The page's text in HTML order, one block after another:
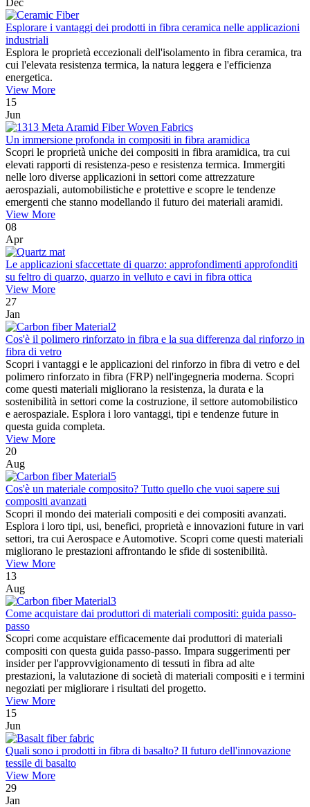
Dec
Esplorare i vantaggi dei prodotti in fibra ceramica nelle applicazioni
industriali
Esplora le proprietà eccezionali dell'isolamento in fibra ceramica, tra
cui l'elevata resistenza termica, la natura leggera e l'efficienza
energetica.
View More
15
Jun
Un immersione profonda in compositi in fibra aramidica
Scopri le proprietà uniche dei compositi in fibra aramidica, tra cui
elevati rapporti di resistenza-peso e resistenza termica. Immergiti
nelle loro diverse applicazioni in settori come attrezzature
aerospaziali, automobilistiche e protettive e scopre le tendenze
emergenti che stanno modellando il futuro dei materiali aramidi.
View More
08
Apr
Le applicazioni sfaccettate di quarzo: approfondimenti approfonditi
su feltro di quarzo, quarzo in velluto e cavi in ​​fibra ottica
View More
27
Jan
Cos'è il polimero rinforzato in fibra e la sua differenza dal rinforzo in
fibra di vetro
Scopri i vantaggi e le applicazioni del rinforzo in fibra di vetro e del
polimero rinforzato in fibra (FRP) nell'ingegneria moderna. Scopri
come questi materiali migliorano la resistenza, la durata e la
sostenibilità in settori come la costruzione, il settore automobilistico
e aerospaziale. Esplora i loro vantaggi, tipi e tendenze future in
questa guida completa.
View More
20
Aug
Cos'è un materiale composito? Tutto quello che vuoi sapere sui
compositi avanzati
Scopri il mondo dei materiali compositi e dei compositi avanzati.
Esplora i loro tipi, usi, benefici, proprietà e innovazioni future in vari
settori, tra cui Aerospace e Automotive. Scopri come questi materiali
migliorano le prestazioni affrontando le sfide di sostenibilità.
View More
13
Aug
Come acquistare dai produttori di materiali compositi: guida passo-
passo
Scopri come acquistare efficacemente dai produttori di materiali
compositi con questa guida passo-passo. Impara suggerimenti per
insider per l'approvvigionamento di tessuti in fibra ad alte
prestazioni, la valutazione di società di materiali compositi e i termini
negoziati per migliorare i risultati del progetto.
View More
15
Jun
Quali sono i prodotti in fibra di basalto? Il futuro dell'innovazione
tessile di basalto
View More
29
Jan